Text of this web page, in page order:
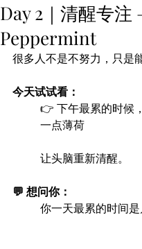
Day 2｜清醒专注
Peppermint
很多人不是不努力，只是
今天试试看：
👉 下午最累的时候
一点薄荷
让头脑重新清醒。
💬 想问你：
你一天最累的时间是